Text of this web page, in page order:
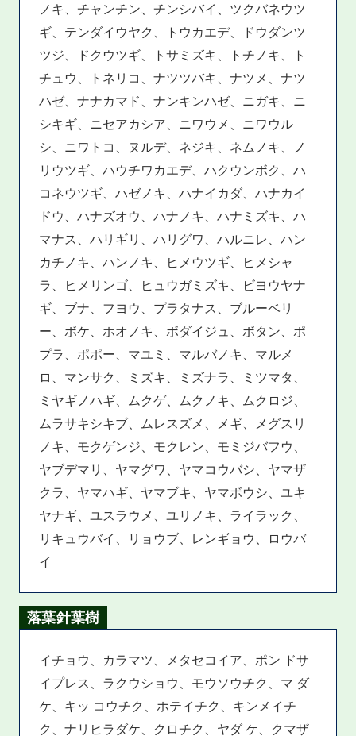
ノキ、チャンチン、チンシバイ、ツクバネウツ
ギ、テンダイウヤク、トウカエデ、ドウダンツ
ツジ、ドクウツギ、トサミズキ、トチノキ、ト
チュウ、トネリコ、ナツツバキ、ナツメ、ナツ
ハゼ、ナナカマド、ナンキンハゼ、ニガキ、ニ
シキギ、ニセアカシア、ニワウメ、ニワウル
シ、ニワトコ、ヌルデ、ネジキ、ネムノキ、ノ
リウツギ、ハウチワカエデ、ハクウンボク、ハ
コネウツギ、ハゼノキ、ハナイカダ、ハナカイ
ドウ、ハナズオウ、ハナノキ、ハナミズキ、ハ
マナス、ハリギリ、ハリグワ、ハルニレ、ハン
カチノキ、ハンノキ、ヒメウツギ、ヒメシャ
ラ、ヒメリンゴ、ヒュウガミズキ、ビヨウヤナ
ギ、ブナ、フヨウ、プラタナス、ブルーベリ
ー、ボケ、ホオノキ、ボダイジュ、ボタン、ポ
プラ、ポポー、マユミ、マルバノキ、マルメ
ロ、マンサク、ミズキ、ミズナラ、ミツマタ、
ミヤギノハギ、ムクゲ、ムクノキ、ムクロジ、
ムラサキシキブ、ムレスズメ、メギ、メグスリ
ノキ、モクゲンジ、モクレン、モミジバフウ、
ヤブデマリ、ヤマグワ、ヤマコウバシ、ヤマザ
クラ、ヤマハギ、ヤマブキ、ヤマボウシ、ユキ
ヤナギ、ユスラウメ、ユリノキ、ライラック、
リキュウバイ、リョウブ、レンギョウ、ロウバ
イ
落葉針葉樹
イチョウ、カラマツ、メタセコイア、ポン ドサ
イプレス、ラクウショウ、モウソウチク、マ ダ
ケ、キッ コウチク、ホテイチク、キンメイチ
ク、ナリヒラダケ、クロチク、ヤダ ケ、クマザ